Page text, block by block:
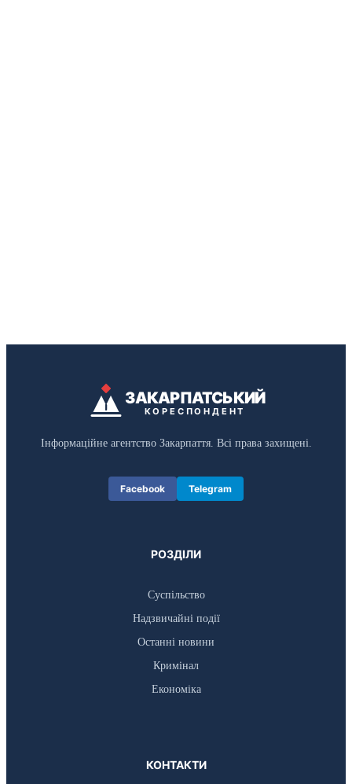
ЗАКАРПАТСЬКИЙ
КОРЕСПОНДЕНТ
Інформаційне агентство Закарпаття. Всі права захищені.
Facebook Telegram
РОЗДІЛИ
Суспільство
Надзвичайні події
Останні новини
Кримінал
Економіка
КОНТАКТИ